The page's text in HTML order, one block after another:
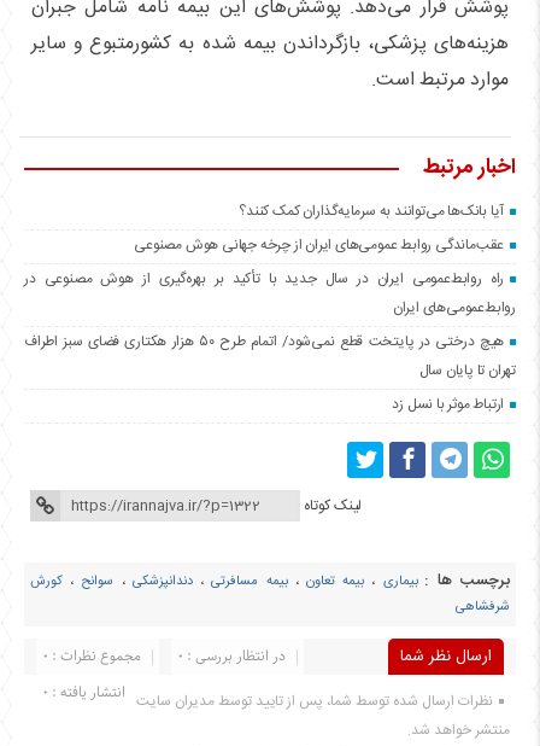
پوشش قرار می‌دهد. پوشش‌های این بیمه نامه شامل جبران
هزینه‌های پزشکی، بازگرداندن بیمه شده به کشورمتبوع و سایر
موارد مرتبط است.
اخبار مرتبط
آیا بانک‌ها می‌توانند به سرمایه‌گذاران کمک کنند؟
عقب‌ماندگی روابط عمومی‌های ایران از چرخه جهانی هوش مصنوعی
راه روابط‌عمومی ایران در سال جدید با تأکید بر بهره‌گیری از هوش مصنوعی در
روابط‌عمومی‌های ایران
هیچ درختی در پایتخت قطع نمی‌شود/ اتمام طرح ۵۰ هزار هکتاری فضای سبز اطراف
تهران تا پایان سال
ارتباط موثر با نسل زد
لینک کوتاه
برچسب ها : بیماری ، بیمه تعاون ،بیمه مسافرتی،دندانپزشکی ، سوانح ، کورش
شرفشاهی
ارسال نظر شما مجموع نظرات : 0
در انتظار بررسی : 0
انتشار یافته : 0 نظرات ارسال شده توسط شما، پس از تایید توسط مدیران سایت
منتشر خواهد شد.